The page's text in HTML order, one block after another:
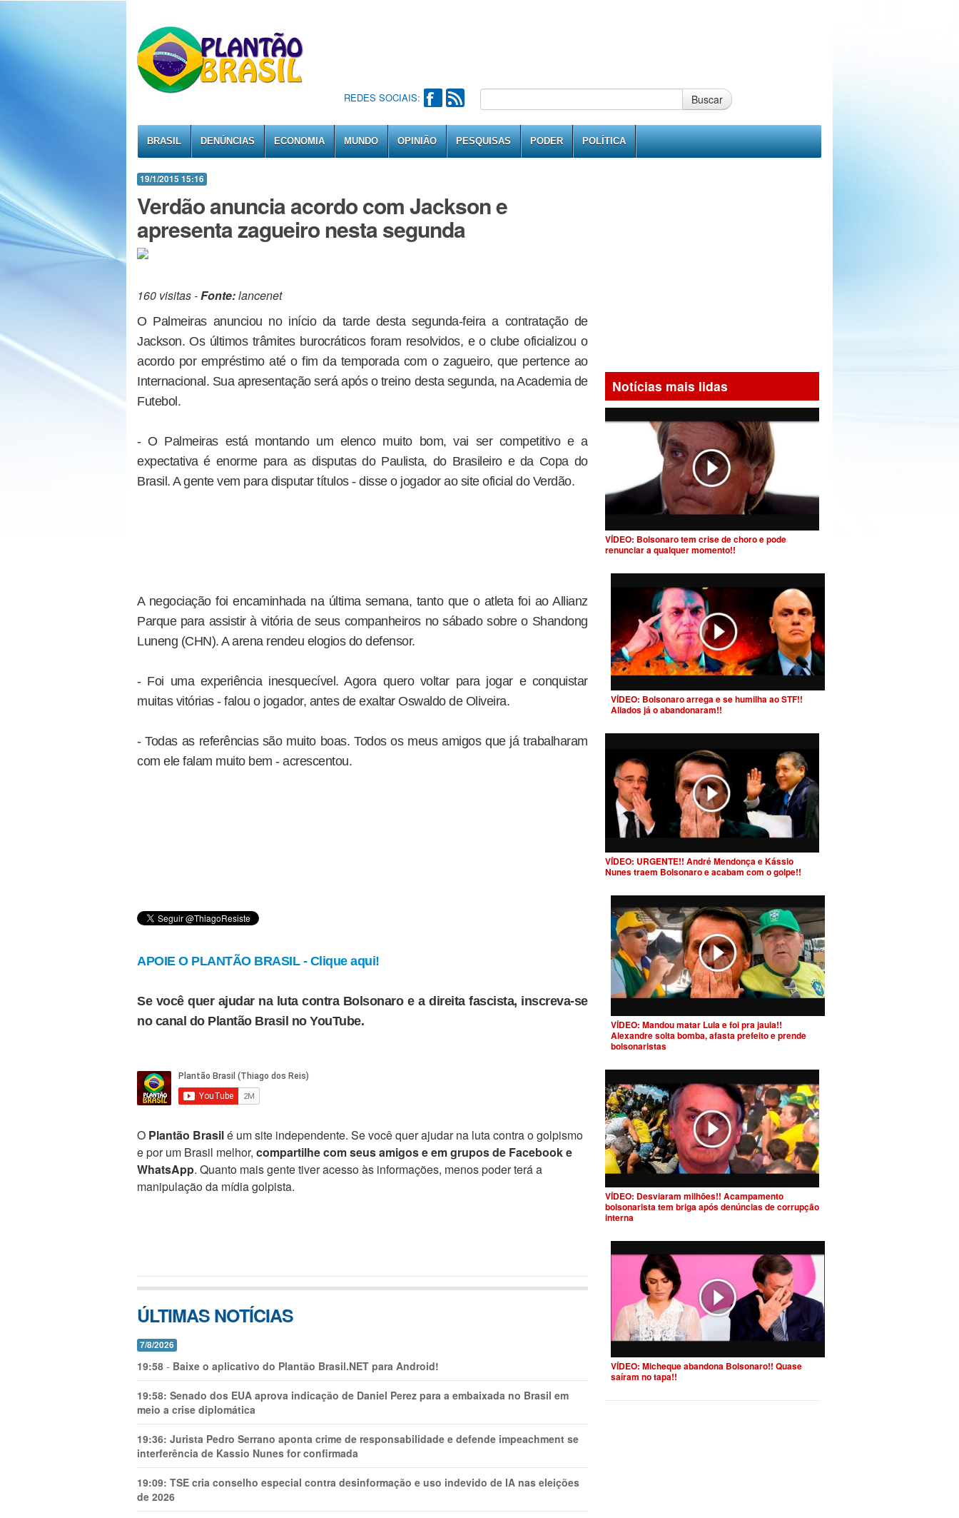
REDES SOCIAIS: Buscar
BRASIL DENÚNCIAS ECONOMIA MUNDO OPINIÃO PESQUISAS PODER POLÍTICA
19/1/2015 15:16
Verdão anuncia acordo com Jackson e
apresenta zagueiro nesta segunda
160 visitas -Fonte:lancenet
O Palmeiras anunciou no início da tarde desta segunda-feira a contratação de
Jackson. Os últimos trâmites burocráticos foram resolvidos, e o clube oficializou o
acordo por empréstimo até o fim da temporada com o zagueiro, que pertence ao
Internacional. Sua apresentação será após o treino desta segunda, na Academia de
Futebol.
- O Palmeiras está montando um elenco muito bom, vai ser competitivo e a
expectativa é enorme para as disputas do Paulista, do Brasileiro e da Copa do
Brasil. A gente vem para disputar títulos - disse o jogador ao site oficial do Verdão.
A negociação foi encaminhada na última semana, tanto que o atleta foi ao Allianz
Parque para assistir à vitória de seus companheiros no sábado sobre o Shandong
Luneng (CHN). A arena rendeu elogios do defensor.
- Foi uma experiência inesquecível. Agora quero voltar para jogar e conquistar
muitas vitórias - falou o jogador, antes de exaltar Oswaldo de Oliveira.
- Todas as referências são muito boas. Todos os meus amigos que já trabalharam
com ele falam muito bem - acrescentou.
APOIE O PLANTÃO BRASIL - Clique aqui!
Se você quer ajudar na luta contra Bolsonaro e a direita fascista, inscreva-se
no canal do Plantão Brasil no YouTube.
O Plantão Brasilé um site independente. Se você quer ajudar na luta contra o golpismo
e por um Brasil melhor, compartilhe com seus amigos e em grupos de Facebook e
WhatsApp. Quanto mais gente tiver acesso às informações, menos poder terá a
manipulação da mídia golpista.
ÚLTIMAS NOTÍCIAS
7/8/2026
19:58 - Baixe o aplicativo do Plantão Brasil.NET para Android!
19:58: Senado dos EUA aprova indicação de Daniel Perez para a embaixada no Brasil em
meio a crise diplomática
19:36: Jurista Pedro Serrano aponta crime de responsabilidade e defende impeachment se
interferência de Kassio Nunes for confirmada
19:09: TSE cria conselho especial contra desinformação e uso indevido de IA nas eleições
de 2026
Notícias mais lidas
VÍDEO: Bolsonaro tem crise de choro e pode
renunciar a qualquer momento!!
VÍDEO: Bolsonaro arrega e se humilha ao STF!!
Aliados já o abandonaram!!
VÍDEO: URGENTE!! André Mendonça e Kássio
Nunes traem Bolsonaro e acabam com o golpe!!
VÍDEO: Mandou matar Lula e foi pra jaula!!
Alexandre solta bomba, afasta prefeito e prende
bolsonaristas
VÍDEO: Desviaram milhões!! Acampamento
bolsonarista tem briga após denúncias de corrupção
interna
VÍDEO: Micheque abandona Bolsonaro!! Quase
saíram no tapa!!